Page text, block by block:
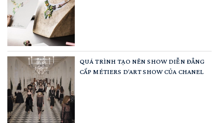
QUÁ TRÌNH TẠO NÊN SHOW DIỄN ĐẲNG
CẤP MÉTIERS D’ART SHOW CỦA CHANEL